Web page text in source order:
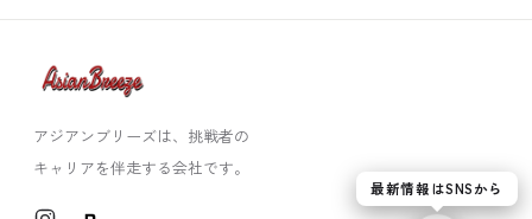
アジアンブリーズは、挑戦者の
キャリアを伴走する会社です。
最新情報はSNSから